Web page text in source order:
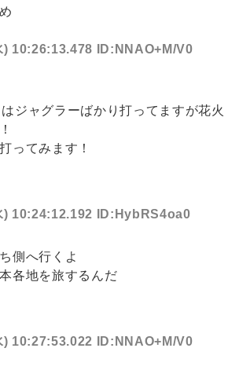
) 10:26:13.478 ID:NNAO+M/V0
ジャグラーばかり打ってますが花火
ってみます！
) 10:24:12.192 ID:HybRS4oa0
側へ行くよ
各地を旅するんだ
) 10:27:53.022 ID:NNAO+M/V0